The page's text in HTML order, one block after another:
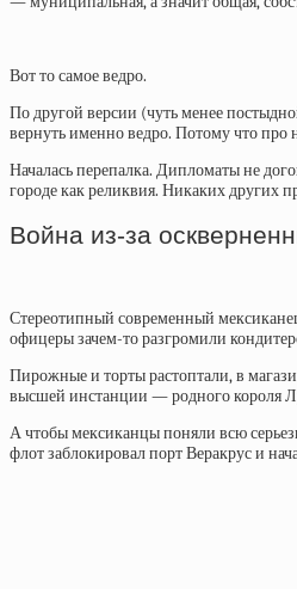
Вот то самое ведро.
По другой версии (чуть менее
вернуть именно ведро. Потому что про
Началась перепалка. Дипломаты не
городе как реликвия. Никаких других
Война из-за
Стереотипный современный
офицеры зачем-то разгромили
Пирожные и торты растоптали, в
высшей инстанции — родного короля
А чтобы мексиканцы поняли всю
флот заблокировал порт Веракрус и